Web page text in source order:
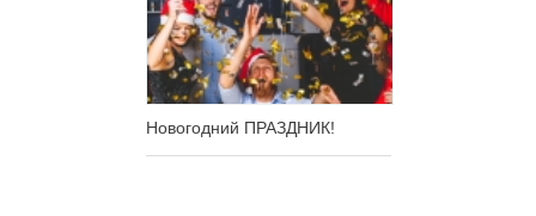
Новогодний ПРАЗДНИК!